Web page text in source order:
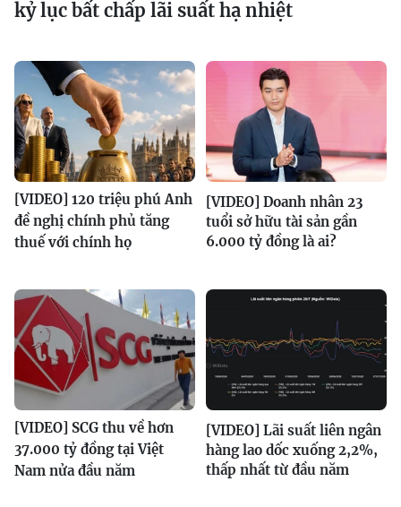
kỷ lục bất chấp lãi suất hạ nhiệt
[VIDEO] 120 triệu phú Anh
đề nghị chính phủ tăng
thuế với chính họ
[VIDEO] Doanh nhân 23
tuổi sở hữu tài sản gần
6.000 tỷ đồng là ai?
[VIDEO] SCG thu về hơn
37.000 tỷ đồng tại Việt
Nam nửa đầu năm
[VIDEO] Lãi suất liên ngân
hàng lao dốc xuống 2,2%,
thấp nhất từ đầu năm